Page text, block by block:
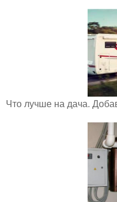
Что лучше на дача.